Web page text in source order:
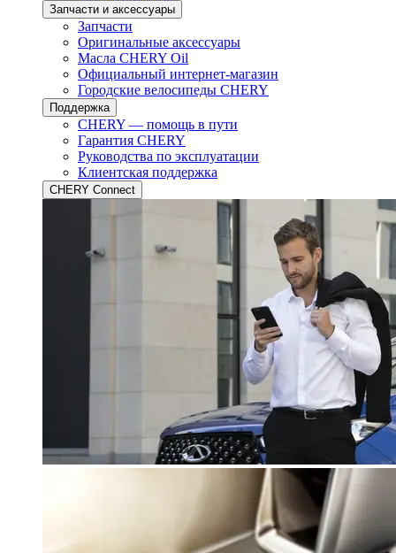
Запчасти и аксессуары
Запчасти
Оригинальные аксессуары
Масла CHERY Oil
Официальный интернет-магазин
Городские велосипеды CHERY
Поддержка
CHERY — помощь в пути
Гарантия CHERY
Руководства по эксплуатации
Клиентская поддержка
CHERY Connect